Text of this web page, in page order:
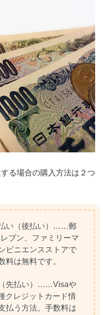
る場合の購入方法は２つ
い（後払い）……郵
ブン、ファミリーマ
ビニエンスストアで
料は無料です。
先払い）……Visaや
クレジットカード情
払う方法。手数料は